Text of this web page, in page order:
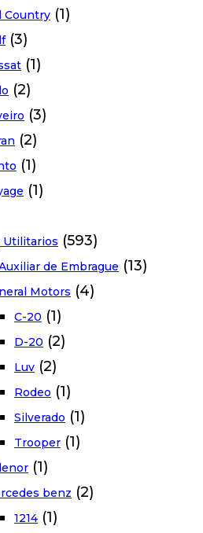
Country (1)
(3)
(1)
(2)
(3)
(2)
(1)
(1)
Utilitarios (593)
de Embrague (13)
Motors (4)
C-20 (1)
D-20 (2)
Luv (2)
Rodeo (1)
Silverado (1)
Trooper (1)
(1)
benz (2)
1214 (1)